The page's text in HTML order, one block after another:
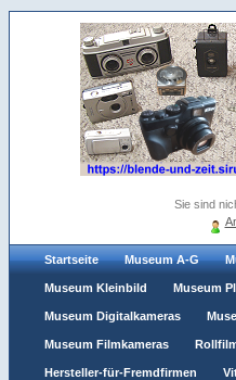
Sie sind
Startseite Museum A-G
Museum Kleinbild Museum
Museum Digitalkameras
Museum Filmkameras
Hersteller-für-Fremdfirmen